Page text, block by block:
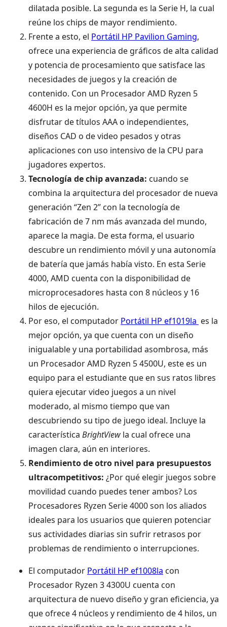
dilatada posible. La segunda es la Serie H, la cual
reúne los chips de mayor rendimiento.
Frente a esto, el Portátil HP Pavilion Gaming,
ofrece una experiencia de gráficos de alta calidad
y potencia de procesamiento que satisface las
necesidades de juegos y la creación de
contenido. Con un Procesador AMD Ryzen 5
4600H es la mejor opción, ya que permite
disfrutar de títulos AAA o independientes,
diseños CAD o de video pesados y otras
aplicaciones con uso intensivo de la CPU para
jugadores expertos.
Tecnología de chip avanzada: cuando se
combina la arquitectura del procesador de nueva
generación “Zen 2” con la tecnología de
fabricación de 7 nm más avanzada del mundo,
aparece la magia. De esta forma, el usuario
descubre un rendimiento móvil y una autonomía
de batería que jamás había visto. En esta Serie
4000, AMD cuenta con la disponibilidad de
microprocesadores hasta con 8 núcleos y 16
hilos de ejecución.
Por eso, el computador Portátil HP ef1019la es la
mejor opción, ya que cuenta con un diseño
inigualable y una portabilidad asombrosa, más
un Procesador AMD Ryzen 5 4500U, este es un
equipo para el estudiante que en sus ratos libres
quiera ejecutar video juegos a un nivel
moderado, al mismo tiempo que van
descubriendo su tipo de juego ideal. Incluye la
característica BrightView la cual ofrece una
imagen clara, aún en interiores.
Rendimiento de otro nivel para presupuestos
ultracompetitivos: ¿Por qué elegir juegos sobre
movilidad cuando puedes tener ambos? Los
Procesadores Ryzen Serie 4000 son los aliados
ideales para los usuarios que quieren potenciar
sus actividades diarias sin sufrir retrasos por
problemas de rendimiento o interrupciones.
El computador Portátil HP ef1008la con
Procesador Ryzen 3 4300U cuenta con
arquitectura de nuevo diseño y gran eficiencia, ya
que ofrece 4 núcleos y rendimiento de 4 hilos, un